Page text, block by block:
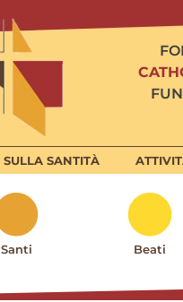
SULLA SANTITÀ
Santi Beati